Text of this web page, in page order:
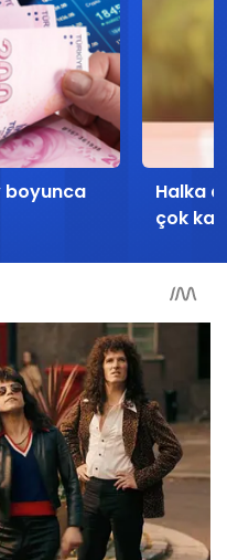
boyunca
Halka
çok